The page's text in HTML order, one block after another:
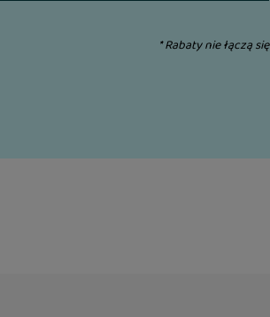
* Rabaty nie łączą się